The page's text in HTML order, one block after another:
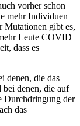
vorher schon
mehr Individuen
Mutationen gibt es,
Leute COVID
dass es
denen, die das
bei denen, die auf
Durchdringung der
das